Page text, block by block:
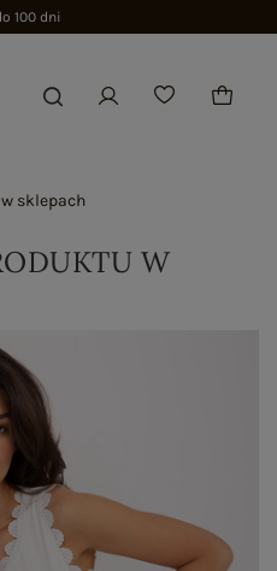
100 dni
sklepach
W